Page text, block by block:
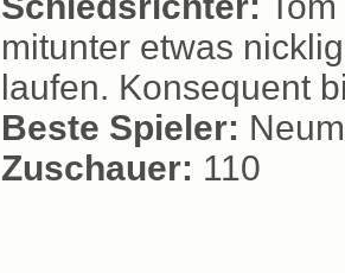
mitunter etwas
laufen. Konsequent
Beste Spieler:
Zuschauer: 110